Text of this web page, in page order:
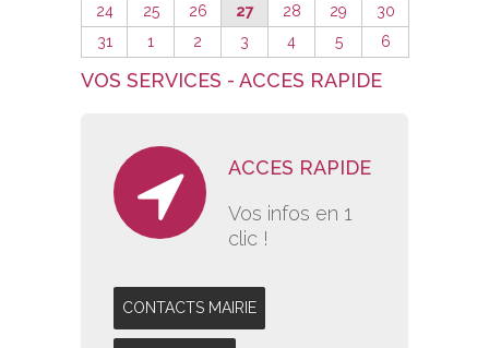
24
25 26 27 28 29
30
31
1 2 3 4 5 6
VOS SERVICES - ACCES RAPIDE
ACCES RAPIDE
Vos infos en 1
clic !
CONTACTS MAIRIE